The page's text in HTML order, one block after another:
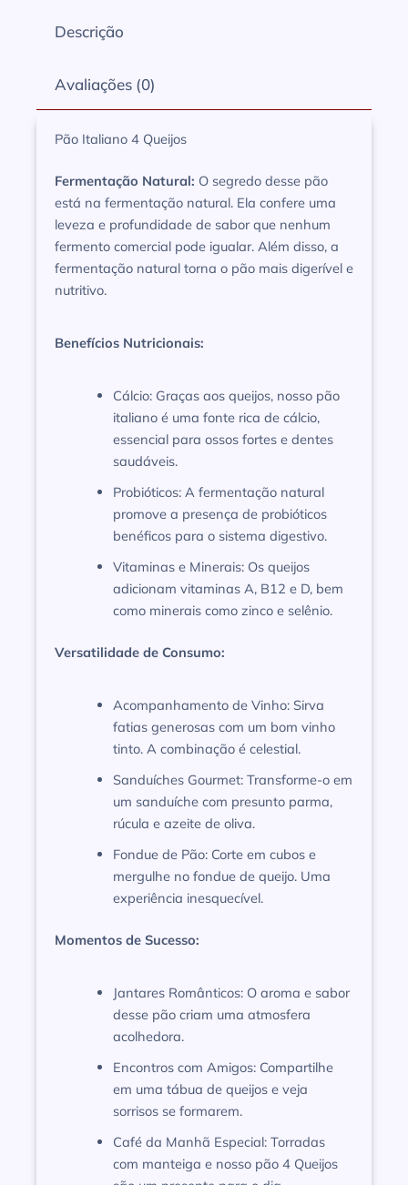
Descrição
Avaliações (0)
Pão Italiano 4 Queijos
Fermentação Natural: O segredo desse pão
está na fermentação natural. Ela confere uma
leveza e profundidade de sabor que nenhum
fermento comercial pode igualar. Além disso, a
fermentação natural torna o pão mais digerível e
nutritivo.
Benefícios Nutricionais:
Cálcio: Graças aos queijos, nosso pão
italiano é uma fonte rica de cálcio,
essencial para ossos fortes e dentes
saudáveis.
Probióticos: A fermentação natural
promove a presença de probióticos
benéficos para o sistema digestivo.
Vitaminas e Minerais: Os queijos
adicionam vitaminas A, B12 e D, bem
como minerais como zinco e selênio.
Versatilidade de Consumo:
Acompanhamento de Vinho: Sirva
fatias generosas com um bom vinho
tinto. A combinação é celestial.
Sanduíches Gourmet: Transforme-o em
um sanduíche com presunto parma,
rúcula e azeite de oliva.
Fondue de Pão: Corte em cubos e
mergulhe no fondue de queijo. Uma
experiência inesquecível.
Momentos de Sucesso:
Jantares Românticos: O aroma e sabor
desse pão criam uma atmosfera
acolhedora.
Encontros com Amigos: Compartilhe
em uma tábua de queijos e veja
sorrisos se formarem.
Café da Manhã Especial: Torradas
com manteiga e nosso pão 4 Queijos